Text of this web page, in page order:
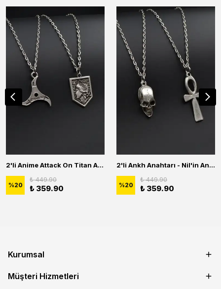
2'li Anime Attack On Titan Acrylic Maria Anime Naruto Erkek Kadın Kolye Seti
%20
₺ 449.90
₺ 359.90
2'li Ankh Anahtarı - Nil'in Anahtarı - Kuru Kafa Erkek Kadın Kolye Seti
%20
₺ 449.90
₺ 359.90
Kurumsal
Müşteri Hizmetleri